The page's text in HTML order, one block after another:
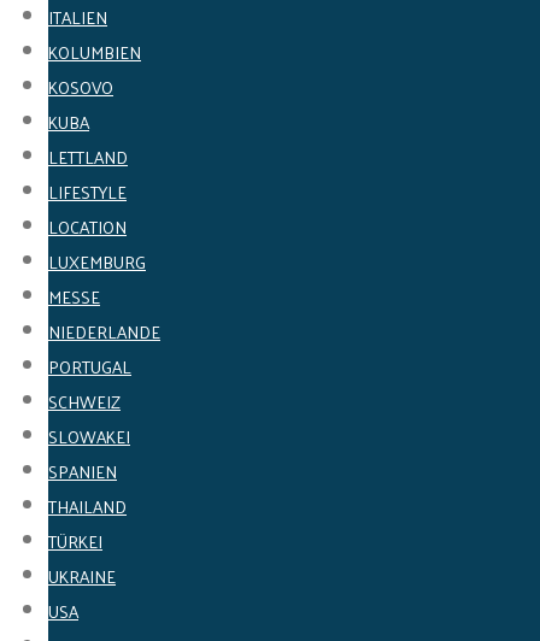
ITALIEN
KOLUMBIEN
KOSOVO
KUBA
LETTLAND
LIFESTYLE
LOCATION
LUXEMBURG
MESSE
NIEDERLANDE
PORTUGAL
SCHWEIZ
SLOWAKEI
SPANIEN
THAILAND
TÜRKEI
UKRAINE
USA